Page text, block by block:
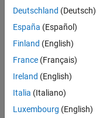
können
die
Suchkriterien
weiter
fassen
oder
alle
Stellenangebote
anzeigen .
Deutschland (Deutsch)
España (Español)
Finland (English)
France (Français)
Ireland (English)
Italia (Italiano)
Luxembourg (English)